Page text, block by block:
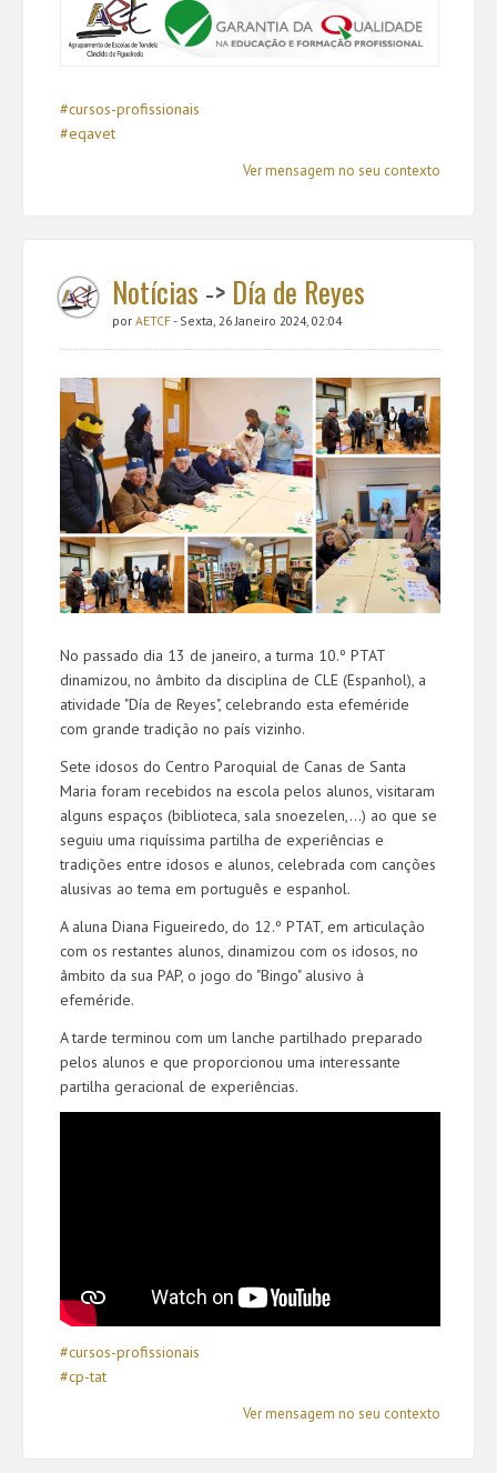
#cursos-profissionais
#eqavet
Ver mensagem no seu contexto
Notícias -> Día de Reyes
por AETCF- Sexta, 26 Janeiro 2024, 02:04
No passado dia 13 de janeiro, a turma 10.º PTAT
dinamizou, no âmbito da disciplina de CLE (Espanhol), a
atividade "Día de Reyes", celebrando esta efeméride
com grande tradição no país vizinho.
Sete idosos do Centro Paroquial de Canas de Santa
Maria foram recebidos na escola pelos alunos, visitaram
alguns espaços (biblioteca, sala snoezelen,...) ao que se
seguiu uma riquíssima partilha de experiências e
tradições entre idosos e alunos, celebrada com canções
alusivas ao tema em português e espanhol.
A aluna Diana Figueiredo, do 12.º PTAT, em articulação
com os restantes alunos, dinamizou com os idosos, no
âmbito da sua PAP, o jogo do "Bingo" alusivo à
efeméride.
A tarde terminou com um lanche partilhado preparado
pelos alunos e que proporcionou uma interessante
partilha geracional de experiências.
#cursos-profissionais
#cp-tat
Ver mensagem no seu contexto